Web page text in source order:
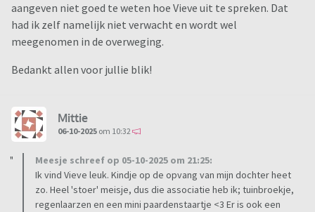
aangeven niet goed te weten hoe Vieve uit te spreken. Dat
had ik zelf namelijk niet verwacht en wordt wel
meegenomen in de overweging.
Bedankt allen voor jullie blik!
Mittie
06-10-2025 om 10:32
Meesje schreef op 05-10-2025 om 21:25:
Ik vind Vieve leuk. Kindje op de opvang van mijn dochter heet
zo. Heel 'stoer' meisje, dus die associatie heb ik; tuinbroekje,
regenlaarzen en een mini paardenstaartje <3 Er is ook een